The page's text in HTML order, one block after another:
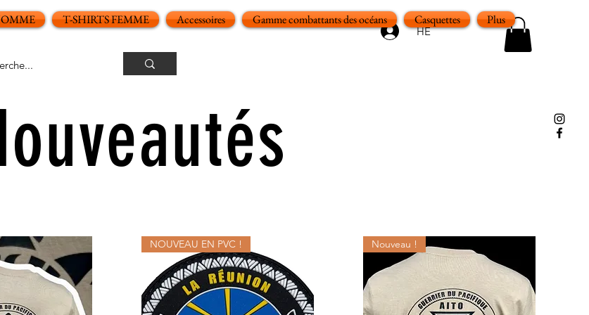
HE
T-SHIRTS FEMME Accessoires Gamme combattants des océans Casquettes Plus
NOUVEAU EN PVC ! Nouveau !